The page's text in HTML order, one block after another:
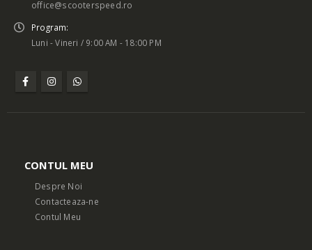
office@scooterspeed.ro
Program:
Luni - Vineri / 9:00 AM - 18:00 PM
CONTUL MEU
Despre Noi
Contacteaza-ne
Contul Meu